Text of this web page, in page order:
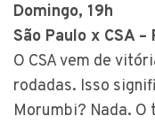
Domingo, 19h
São Paulo x CSA
O CSA vem de
rodadas. Isso
Morumbi? Nada.